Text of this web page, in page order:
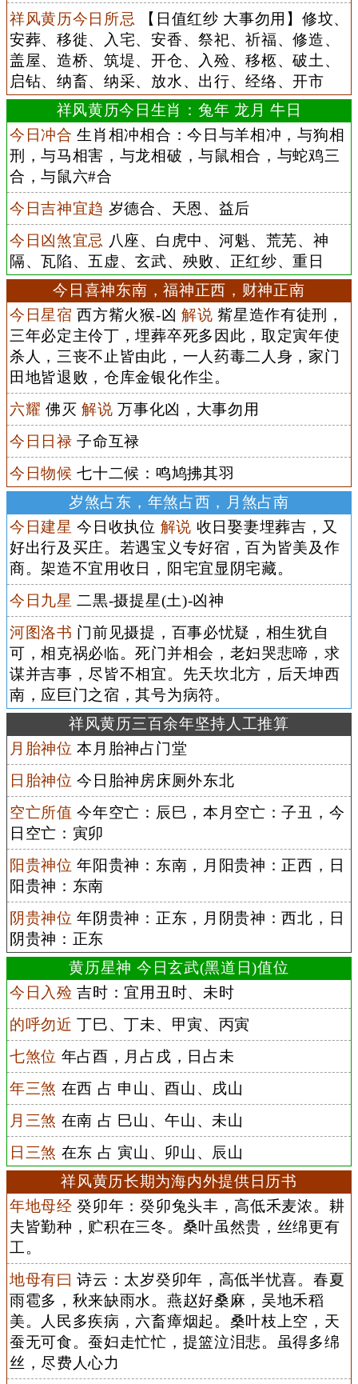
祥风黄历今日所忌
【日值红纱 大事勿用】修坟、
安葬、移徙、入宅、安香、祭祀、祈福、修造、
盖屋、造桥、筑堤、开仓、入殓、移柩、破土、
启钻、纳畜、纳采、放水、出行、经络、开市
祥风黄历今日生肖：兔年 龙月 牛日
今日冲合 生肖相冲相合：今日与羊相冲，与狗相
刑，与马相害，与龙相破，与鼠相合，与蛇鸡三
合，与鼠六#合
今日吉神宜趋 岁德合、天恩、益后
今日凶煞宜忌 八座、白虎中、河魁、荒芜、神
隔、瓦陷、五虚、玄武、殃败、正红纱、重日
今日喜神东南，福神正西，财神正南
今日星宿 西方觜火猴-凶 解说 觜星造作有徒刑，
三年必定主伶丁，埋葬卒死多因此，取定寅年使
杀人，三丧不止皆由此，一人药毒二人身，家门
田地皆退败，仓库金银化作尘。
六耀 佛灭解说 万事化凶，大事勿用
今日日禄 子命互禄
今日物候 七十二候：鸣鸠拂其羽
岁煞占东，年煞占西，月煞占南
今日建星 今日收执位 解说 收日娶妻埋葬吉，又
好出行及买庄。若遇宝义专好宿，百为皆美及作
商。架造不宜用收日，阳宅宜显阴宅藏。
今日九星 二黒-摄提星(土)-凶神
河图洛书 门前见摄提，百事必忧疑，相生犹自
可，相克祸必临。死门并相会，老妇哭悲啼，求
谋并吉事，尽皆不相宜。先天坎北方，后天坤西
南，应巨门之宿，其号为病符。
祥风黄历三百余年坚持人工推算
月胎神位 本月胎神占门堂
日胎神位 今日胎神房床厕外东北
空亡所值 今年空亡：辰巳，本月空亡：子丑，今
日空亡：寅卯
阳贵神位 年阳贵神：东南，月阳贵神：正西，日
阳贵神：东南
阴贵神位 年阴贵神：正东，月阴贵神：西北，日
阴贵神：正东
黄历星神 今日玄武(黑道日)值位
今日入殓 吉时：宜用丑时、未时
的呼勿近 丁巳、丁未、甲寅、丙寅
七煞位 年占酉，月占戌，日占未
年三煞 在西 占 申山、酉山、戌山
月三煞 在南 占 巳山、午山、未山
日三煞 在东 占 寅山、卯山、辰山
祥风黄历长期为海内外提供日历书
年地母经 癸卯年：癸卯兔头丰，高低禾麦浓。耕
夫皆勤种，贮积在三冬。桑叶虽然贵，丝绵更有
工。
地母有曰 诗云：太岁癸卯年，高低半忧喜。春夏
雨雹多，秋来缺雨水。燕赵好桑麻，吴地禾稻
美。人民多疾病，六畜瘴烟起。桑叶枝上空，天
蚕无可食。蚕妇走忙忙，提篮泣泪悲。虽得多绵
丝，尽费人心力